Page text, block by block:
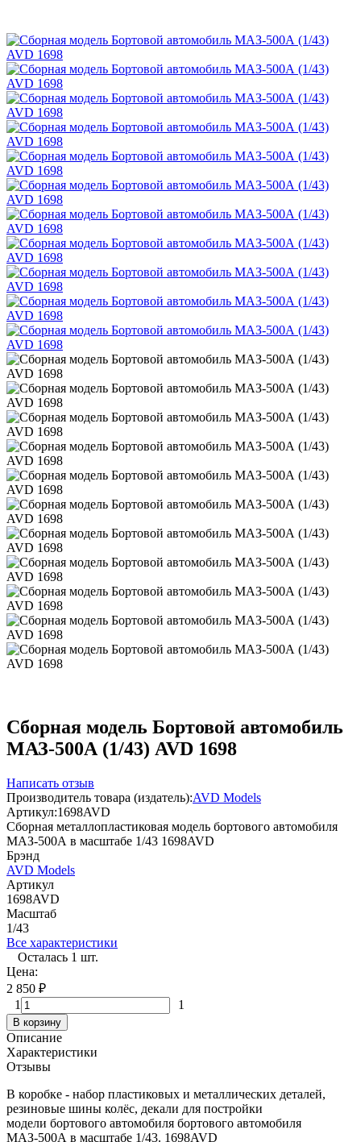
Сборная модель Бортовой автомобиль
МАЗ-500А (1/43) AVD 1698
Написать отзыв
Производитель товара (издатель):AVD Models
Артикул:1698AVD
Сборная металлопластиковая модель бортового автомобиля
МАЗ-500А в масштабе 1/43 1698AVD
Брэнд
AVD Models
Артикул
1698AVD
Масштаб
1/43
Все характеристики
Осталась 1 шт.
Цена:
2 850 ₽
1
1
В корзину
Описание
Характеристики
Отзывы
В коробке - набор пластиковых и металлических деталей,
резиновые шины колёс, декали для постройки
модели бортового автомобиля бортового автомобиля
МАЗ-500А в масштабе 1/43. 1698AVD